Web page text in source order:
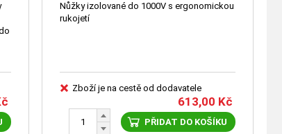
Nůžky izolované do 1000V s ergonomickou
rukojetí
Zboží je na cestě od dodavatele
613,00 Kč
PŘIDAT DO KOŠÍKU